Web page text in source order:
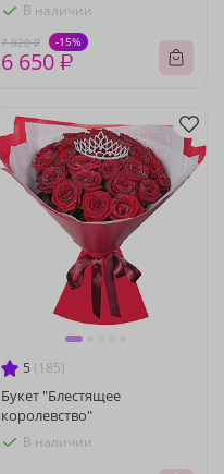
В наличии
7 820 ₽ -15%
6 650 ₽
5 (185)
Букет "Блестящее
королевство"
В наличии